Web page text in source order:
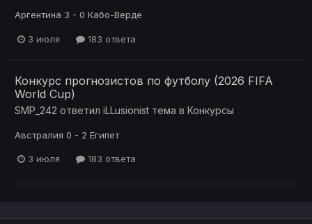
Аргентина 3 - 0 Кабо-Верде
3 июля 183 ответа
Конкурс прогнозистов по футболу (2026 FIFA
World Cup)
SMP_242 ответил iLLusionist тема в Конкурсы
Австралия 0 - 2 Египет
3 июля 183 ответа